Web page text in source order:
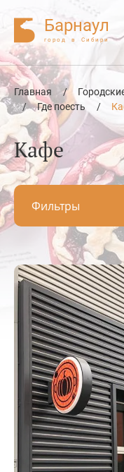
Барнаул
город в Сибири
Нажмите Enter для
Главная
/
/
Где поесть /
Кафе
Фильтры